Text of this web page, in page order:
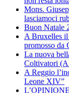
Mons.
lasciamoci
Buon Natale
A Bruxelles il
promosso da
La nuova
Coltivatori
A Reggio
Leone XIV”